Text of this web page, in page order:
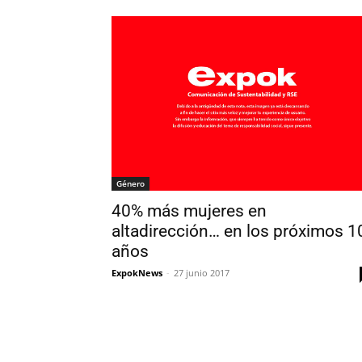
Género
40% más mujeres en
altadirección… en los próximos
años
ExpokNews - 27 junio 2017